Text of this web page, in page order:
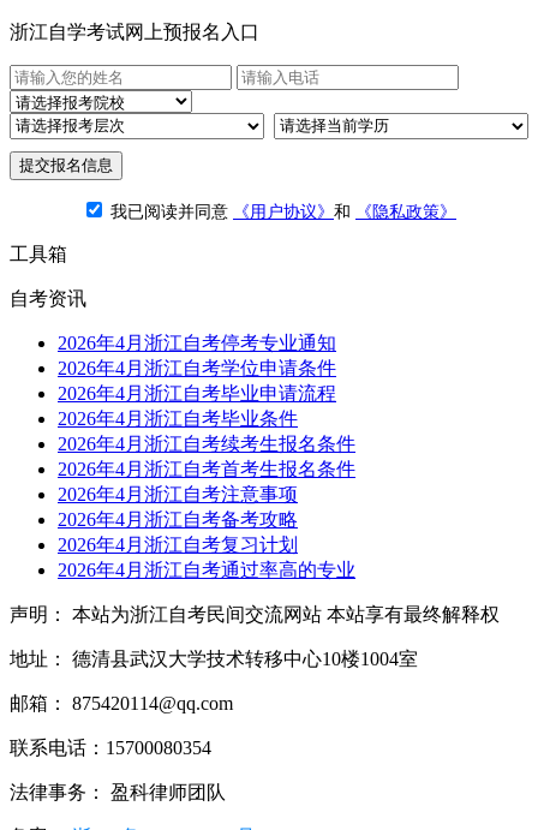
浙江自学考试网上预报名入口
提交报名信息
我已阅读并同意 《用户协议》 和 《隐私政策》
工具箱
自考资讯
2026年4月浙江自考停考专业通知
2026年4月浙江自考学位申请条件
2026年4月浙江自考毕业申请流程
2026年4月浙江自考毕业条件
2026年4月浙江自考续考生报名条件
2026年4月浙江自考首考生报名条件
2026年4月浙江自考注意事项
2026年4月浙江自考备考攻略
2026年4月浙江自考复习计划
2026年4月浙江自考通过率高的专业
声明： 本站为浙江自考民间交流网站 本站享有最终解释权
地址： 德清县武汉大学技术转移中心10楼1004室
邮箱： 875420114@qq.com
联系电话：15700080354
法律事务： 盈科律师团队